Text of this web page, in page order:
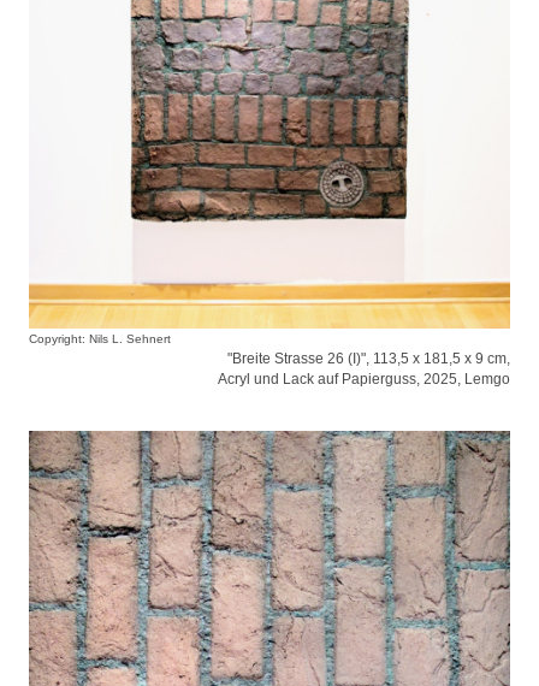
Copyright: Nils L. Sehnert
"Breite Strasse 26 (I)", 113,5 x 181,5 x 9 cm,
Acryl und Lack auf Papierguss, 2025, Lemgo